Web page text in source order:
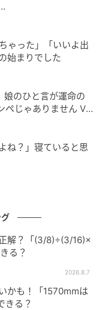
そこで、掛け算・
・引き算をしま
は、最初にどの
とが大事です。
序の判断がしづ
みるとよいでし
ゃった」「いいよ出
始まりでした
娘のひと言が運命の
ペじゃありません Vo
ね？」寝ていると思
解？「(3/8)÷(3/16)×
る？
2026.8.7
かも！「1570mmは
きる？